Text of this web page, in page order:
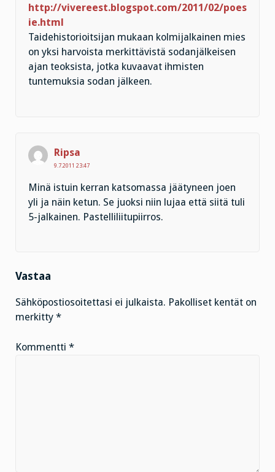
http://vivereest.blogspot.com/2011/02/poes
ie.html
Taidehistorioitsijan mukaan kolmijalkainen mies
on yksi harvoista merkittävistä sodanjälkeisen
ajan teoksista, jotka kuvaavat ihmisten
tuntemuksia sodan jälkeen.
Ripsa
9.7.2011 23:47
Minä istuin kerran katsomassa jäätyneen joen
yli ja näin ketun. Se juoksi niin lujaa että siitä tuli
5-jalkainen. Pastelliliitupiirros.
Vastaa
Sähköpostiosoitettasi ei julkaista. Pakolliset kentät on
merkitty *
Kommentti *